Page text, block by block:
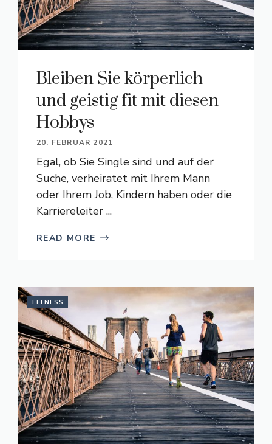
Bleiben Sie körperlich
und geistig fit mit diesen
Hobbys
20. FEBRUAR 2021
Egal, ob Sie Single sind und auf der
Suche, verheiratet mit Ihrem Mann
oder Ihrem Job, Kindern haben oder die
Karriereleiter ...
READ MORE
FITNESS